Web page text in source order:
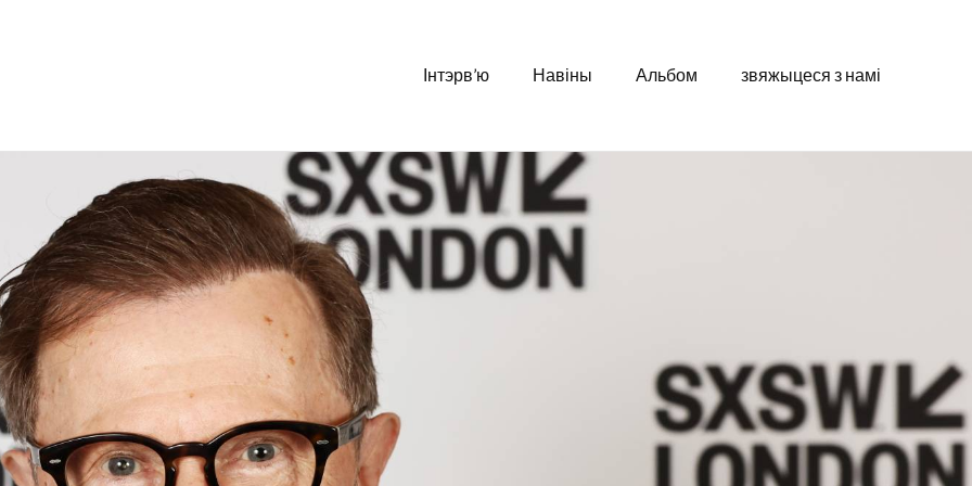
Інтэрв’ю Навіны Альбом звяжыцеся з намі